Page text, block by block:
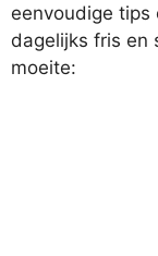
eenvoudige tips
dagelijks fris en
moeite: